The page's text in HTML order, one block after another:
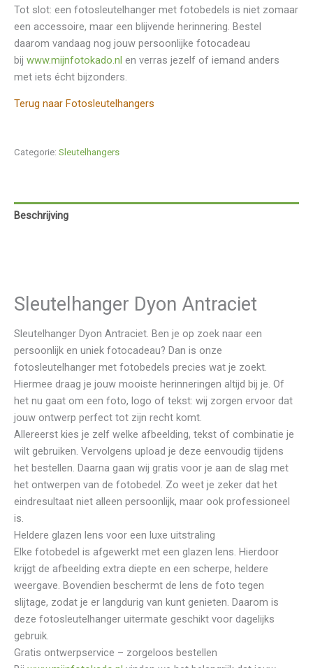
Tot slot: een fotosleutelhanger met fotobedels is niet zomaar
een accessoire, maar een blijvende herinnering. Bestel
daarom vandaag nog jouw persoonlijke fotocadeau
bij www.mijnfotokado.nl en verras jezelf of iemand anders
met iets écht bijzonders.
Terug naar Fotosleutelhangers
Categorie: Sleutelhangers
Beschrijving
Sleutelhanger Dyon Antraciet
Sleutelhanger Dyon Antraciet. Ben je op zoek naar een
persoonlijk en uniek fotocadeau? Dan is onze
fotosleutelhanger met fotobedels precies wat je zoekt.
Hiermee draag je jouw mooiste herinneringen altijd bij je. Of
het nu gaat om een foto, logo of tekst: wij zorgen ervoor dat
jouw ontwerp perfect tot zijn recht komt.
Allereerst kies je zelf welke afbeelding, tekst of combinatie je
wilt gebruiken. Vervolgens upload je deze eenvoudig tijdens
het bestellen. Daarna gaan wij gratis voor je aan de slag met
het ontwerpen van de fotobedel. Zo weet je zeker dat het
eindresultaat niet alleen persoonlijk, maar ook professioneel
is.
Heldere glazen lens voor een luxe uitstraling
Elke fotobedel is afgewerkt met een glazen lens. Hierdoor
krijgt de afbeelding extra diepte en een scherpe, heldere
weergave. Bovendien beschermt de lens de foto tegen
slijtage, zodat je er langdurig van kunt genieten. Daarom is
deze fotosleutelhanger uitermate geschikt voor dagelijks
gebruik.
Gratis ontwerpservice – zorgeloos bestellen